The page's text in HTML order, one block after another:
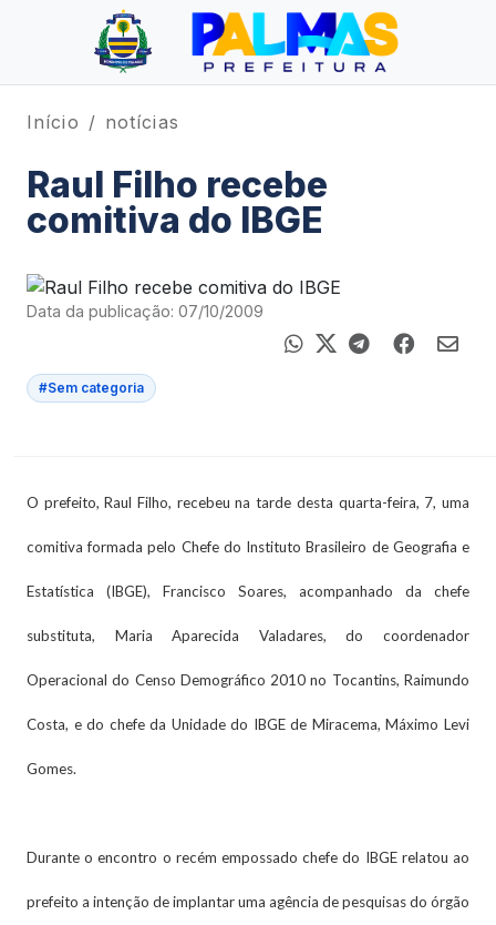
Início notícias
Raul Filho recebe
comitiva do IBGE
Data da publicação: 07/10/2009
#Sem categoria
O prefeito, Raul Filho, recebeu na tarde desta quarta-feira, 7, uma
comitiva formada pelo Chefe do Instituto Brasileiro de Geografia e
Estatística (IBGE), Francisco Soares, acompanhado da chefe
substituta, Maria Aparecida Valadares, do coordenador
Operacional do Censo Demográfico 2010 no Tocantins, Raimundo
Costa, e do chefe da Unidade do IBGE de Miracema, Máximo Levi
Gomes.
Durante o encontro o recém empossado chefe do IBGE relatou ao
prefeito a intenção de implantar uma agência de pesquisas do órgão